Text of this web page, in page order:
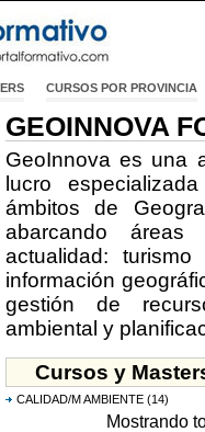
CURSOS POR PROVINCIA
GEOINNOVA
GeoInnova es una
lucro
ámbitos de
abarcando
actualidad:
información
gestión de
ambiental y
Cursos y
CALIDAD/M AMBIENTE (14)
Mostrando